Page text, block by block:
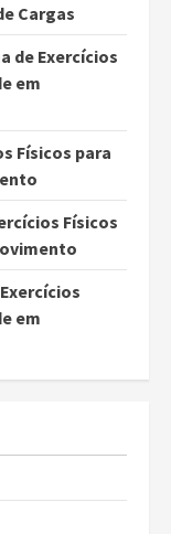
Cargas
de Exercícios
em
Físicos para
Físicos
em